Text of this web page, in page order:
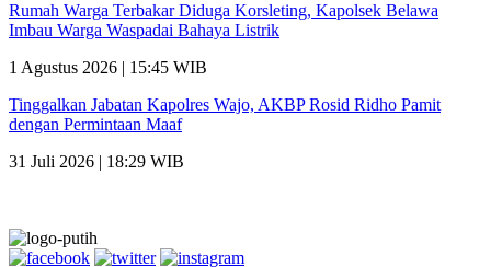
Rumah Warga Terbakar Diduga Korsleting, Kapolsek Belawa
Imbau Warga Waspadai Bahaya Listrik
1 Agustus 2026 | 15:45 WIB
Tinggalkan Jabatan Kapolres Wajo, AKBP Rosid Ridho Pamit
dengan Permintaan Maaf
31 Juli 2026 | 18:29 WIB